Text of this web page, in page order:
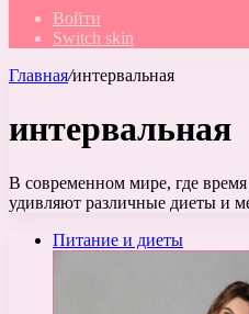
Войти
Switch skin
Главная/интервальная
интервальная
В современном мире, где
удивляют различные диеты и
Питание и диеты